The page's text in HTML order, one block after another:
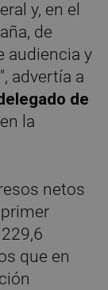
y, en el
de
audiencia y
advertía a
de
la
netos
que en